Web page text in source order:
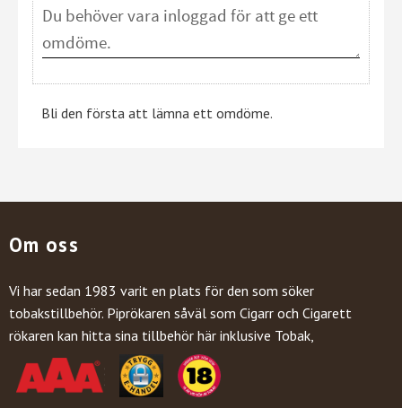
Bli den första att lämna ett omdöme.
Om oss
Vi har sedan 1983 varit en plats för den som söker
tobakstillbehör. Piprökaren såväl som Cigarr och Cigarett
rökaren kan hitta sina tillbehör här inklusive Tobak,